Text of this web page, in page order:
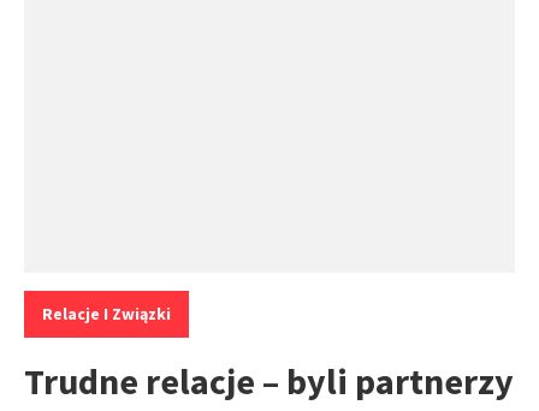
Kategorie:
Relacje I Związki
Trudne relacje – byli partnerzy